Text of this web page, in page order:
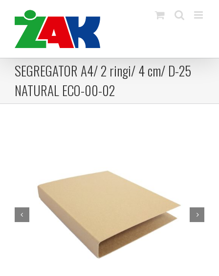
content
SEGREGATOR A4/ 2 ringi/ 4 cm/ D-25
NATURAL ECO-00-02
 